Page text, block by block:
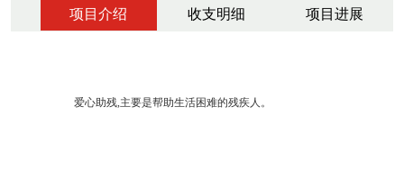
项目介绍 收支明细 项目进展
爱心助残,主要是帮助生活困难的残疾人。